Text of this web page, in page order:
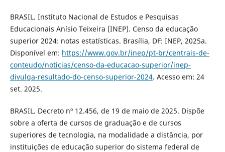
BRASIL. Instituto Nacional de Estudos e Pesquisas
Educacionais Anísio Teixeira (INEP). Censo da educação
superior 2024: notas estatísticas. Brasília, DF: INEP, 2025a.
Disponível em: https://www.gov.br/inep/pt-br/centrais-de-
conteudo/noticias/censo-da-educacao-superior/inep-
divulga-resultado-do-censo-superior-2024. Acesso em: 24
set. 2025.
BRASIL. Decreto nº 12.456, de 19 de maio de 2025. Dispõe
sobre a oferta de cursos de graduação e de cursos
superiores de tecnologia, na modalidade a distância, por
instituições de educação superior do sistema federal de